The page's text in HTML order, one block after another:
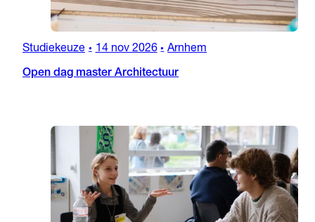
Studiekeuze • 14 nov 2026 • Arnhem
Open dag master Architectuur